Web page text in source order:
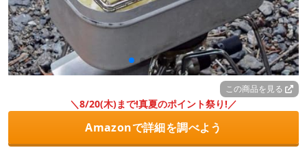
この商品を見る
＼8/20(木)まで!真夏のポイント祭り!／
Amazonで詳細を調べよう